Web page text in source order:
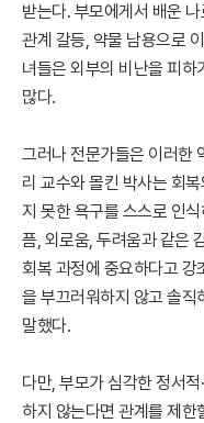
받는다. 부모에게서 배운
관계 갈등, 약물 남용으로
녀들은 외부의 비난을 피
많다.
그러나 전문가들은 이러한
리 교수와 몰킨 박사는 회
지 못한 욕구를 스스로 인
픔, 외로움, 두려움과 같은
회복 과정에 중요하다고 강
을 부끄러워하지 않고 솔직
말했다.
다만, 부모가 심각한 정서
하지 않는다면 관계를 제한